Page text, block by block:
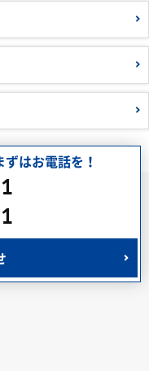
はお電話を！